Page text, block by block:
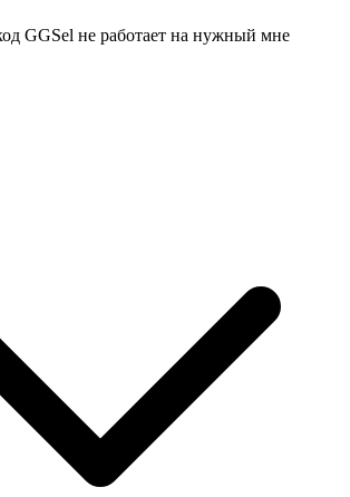
GGSel не работает на нужный мне